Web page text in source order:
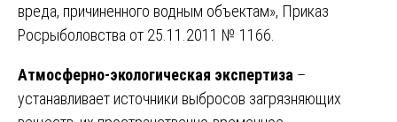
вреда, причиненного водным объектам», Приказ
Росрыболовства от 25.11.2011 № 1166.
Атмосферно-экологическая экспертиза –
устанавливает источники выбросов загрязняющих